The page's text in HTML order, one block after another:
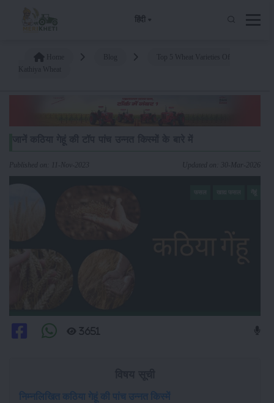
हिंदी
Published on: 11-Nov-2023 Updated on: 30-Mar-2026
3651
निम्नलिखित कठिया गेहूं की पांच उन्नत किस्में